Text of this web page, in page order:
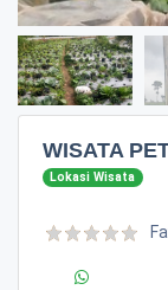
WISATA
Lokasi Wisata